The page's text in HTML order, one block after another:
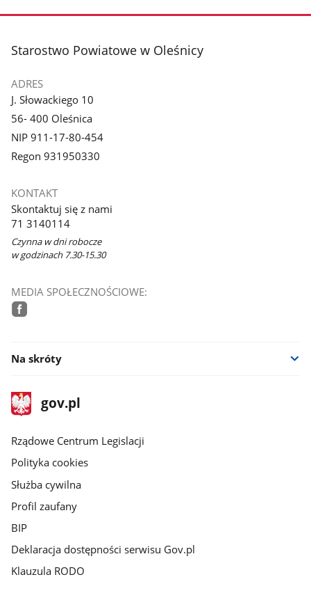
stopka
Starostwo Powiatowe w Oleśnicy
ADRES
J. Słowackiego 10
56- 400 Oleśnica
NIP 911-17-80-454
Regon 931950330
KONTAKT
Skontaktuj się z nami
71 3140114
Czynna w dni robocze
w godzinach 7.30-15.30
MEDIA SPOŁECZNOŚCIOWE:
Na skróty
stopka
gov.plStrona
gov.pl
Rządowe Centrum Legislacji
Polityka cookies
Służba cywilna
Profil zaufany
BIP
Deklaracja dostępności serwisu Gov.pl
Klauzula RODO